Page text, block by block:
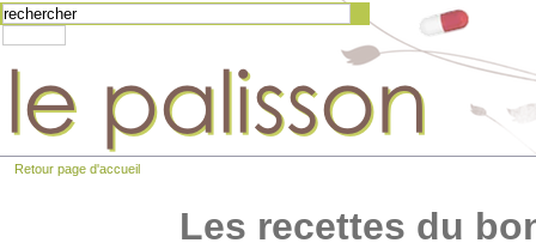
Retour page d'accueil
Les recettes du